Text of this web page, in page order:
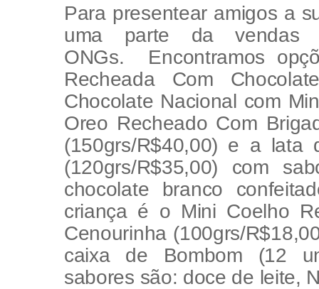
Para presentear amigos a
uma parte da vendas
ONGs. Encontramos
Recheada Com
Chocolate Nacional com
Oreo Recheado Com
(150grs/R$40,00) e a lata
(120grs/R$35,00) com
chocolate branco
criança é o Mini Coelho
Cenourinha (100grs/
caixa de Bombom (12
sabores são: doce de leite,